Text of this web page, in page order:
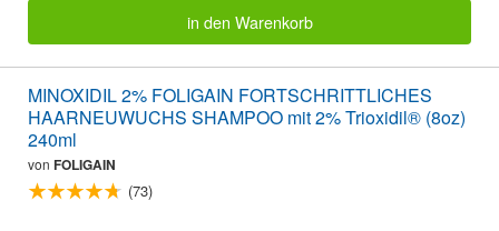
in den Warenkorb
MINOXIDIL 2% FOLIGAIN FORTSCHRITTLICHES
HAARNEUWUCHS SHAMPOO mit 2% Trioxidil® (8oz)
240ml
von FOLIGAIN
(73)